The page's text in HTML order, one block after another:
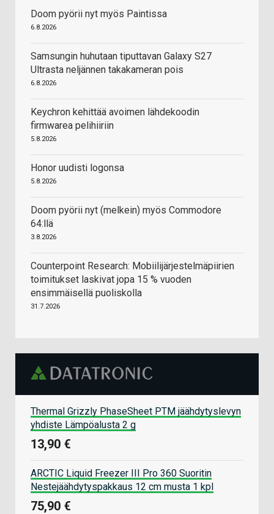
Doom pyörii nyt myös Paintissa
6.8.2026
Samsungin huhutaan tiputtavan Galaxy S27
Ultrasta neljännen takakameran pois
6.8.2026
Keychron kehittää avoimen lähdekoodin
firmwarea pelihiiriin
5.8.2026
Honor uudisti logonsa
5.8.2026
Doom pyörii nyt (melkein) myös Commodore
64:llä
3.8.2026
Counterpoint Research: Mobiilijärjestelmäpiirien
toimitukset laskivat jopa 15 % vuoden
ensimmäisellä puoliskolla
31.7.2026
Thermal Grizzly PhaseSheet PTM jäähdytyslevyn
yhdiste Lämpöalusta 2 g
13,90 €
ARCTIC Liquid Freezer III Pro 360 Suoritin
Nestejäähdytyspakkaus 12 cm musta 1 kpl
75,90 €